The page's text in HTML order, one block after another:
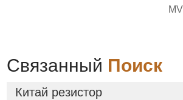
Связанный Поиск
Китай резистор